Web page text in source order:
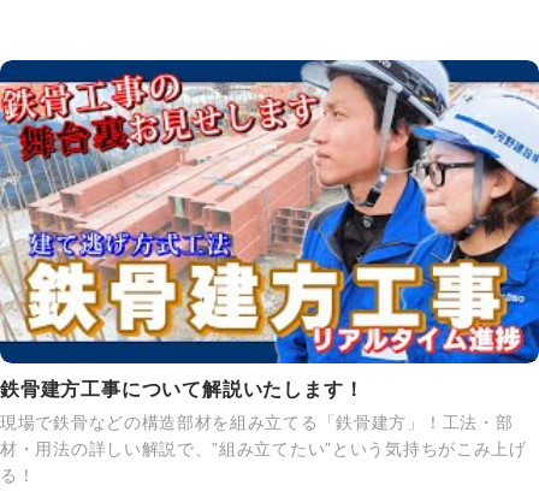
鉄骨建方工事について解説いたします！
現場で鉄骨などの構造部材を組み立てる「鉄骨建方」！工法・部
材・用法の詳しい解説で、”組み立てたい”という気持ちがこみ上げ
る！